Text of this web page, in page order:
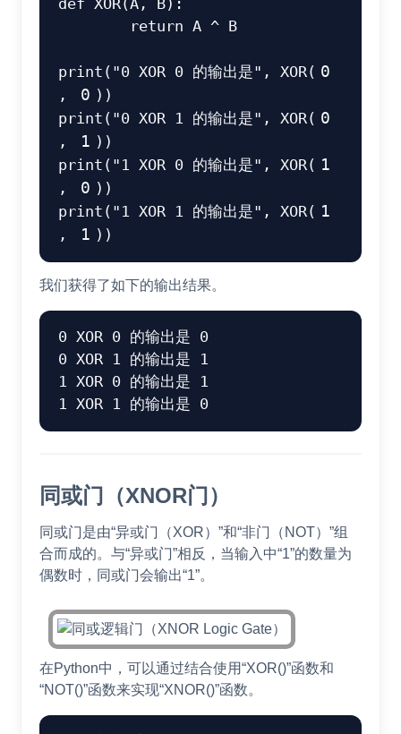
def XOR(A , B) :
return A ^ B
print ( "0 XOR 0 的输出是" , XOR( 0
,
0 ) )
print ( "0 XOR 1 的输出是" , XOR( 0
,
1 ) )
print ( "1 XOR 0 的输出是" , XOR( 1
,
0 ) )
print ( "1 XOR 1 的输出是" , XOR( 1
,
1 ) )
我们获得了如下的输出结果。
0 XOR 0 的输出是 0
0 XOR 1 的输出是 1
1 XOR 0 的输出是 1
同或门（XNOR门）
同或门是由“异或门（XOR）”和“非门（NOT）”组
合而成的。与“异或门”相反，当输入中“1”的数量为
偶数时，同或门会输出“1”。
在Python中，可以通过结合使用“XOR()”函数和
“NOT()”函数来实现“XNOR()”函数。